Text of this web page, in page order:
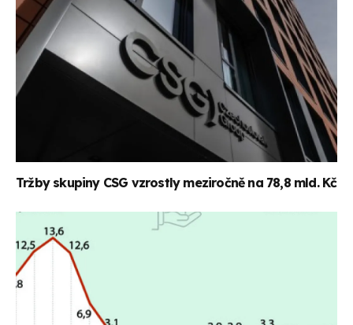
Tržby skupiny CSG vzrostly meziročně na 78,8 mld. Kč